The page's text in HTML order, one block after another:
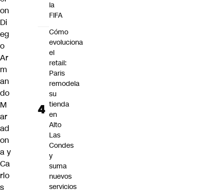
on
Di
eg
o
Ar
m
an
do
M
ar
ad
on
a y
Ca
rlo
s
la
FIFA
Cómo
evoluciona
el
retail:
Paris
remodela
su
tienda
en
Alto
Las
Condes
y
suma
nuevos
servicios